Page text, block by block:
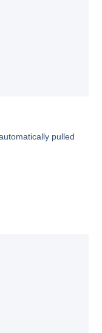
pulled